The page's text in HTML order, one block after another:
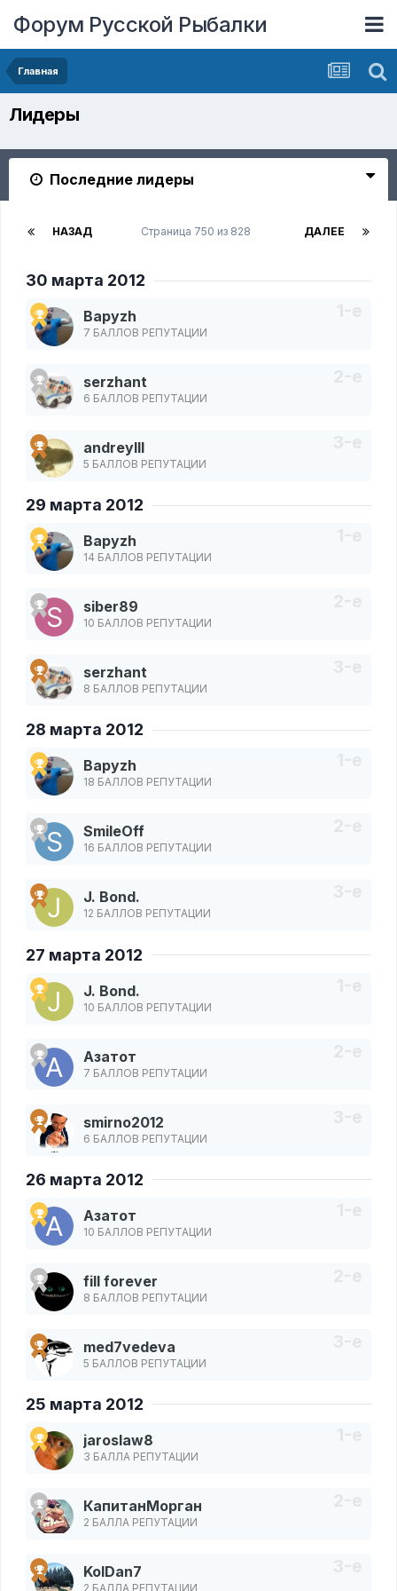
Форум Русской Рыбалки
Главная
Лидеры
Последние лидеры
НАЗАД ДАЛЕЕ
Страница 750 из 828
30 марта 2012
Bapyzh
7 БАЛЛОВ РЕПУТАЦИИ
serzhant
6 БАЛЛОВ РЕПУТАЦИИ
andreylll
5 БАЛЛОВ РЕПУТАЦИИ
29 марта 2012
Bapyzh
14 БАЛЛОВ РЕПУТАЦИИ
siber89
10 БАЛЛОВ РЕПУТАЦИИ
serzhant
8 БАЛЛОВ РЕПУТАЦИИ
28 марта 2012
Bapyzh
18 БАЛЛОВ РЕПУТАЦИИ
SmileOff
16 БАЛЛОВ РЕПУТАЦИИ
J. Bond.
12 БАЛЛОВ РЕПУТАЦИИ
27 марта 2012
J. Bond.
10 БАЛЛОВ РЕПУТАЦИИ
Азатот
7 БАЛЛОВ РЕПУТАЦИИ
smirno2012
6 БАЛЛОВ РЕПУТАЦИИ
26 марта 2012
Азатот
10 БАЛЛОВ РЕПУТАЦИИ
fill forever
8 БАЛЛОВ РЕПУТАЦИИ
med7vedeva
5 БАЛЛОВ РЕПУТАЦИИ
25 марта 2012
jaroslaw8
3 БАЛЛА РЕПУТАЦИИ
КапитанМорган
2 БАЛЛА РЕПУТАЦИИ
KolDan7
2 БАЛЛА РЕПУТАЦИИ